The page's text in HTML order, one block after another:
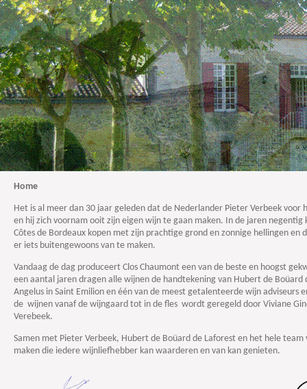
Home
Het is al meer dan 30 jaar geleden dat de Nederlander Pieter Verbeek
en hij zich voornam ooit zijn eigen wijn te gaan maken. In de jaren negentig
Côtes de Bordeaux kopen met zijn prachtige grond en zonnige hellingen
er iets buitengewoons van te maken.
Vandaag de dag produceert Clos Chaumont een van de beste en hoogst
een aantal jaren dragen alle wijnen de handtekening van Hubert de Boüard
Angelus in Saint Emilion en één van de meest getalenteerde wijn adviseurs
de wijnen vanaf de wijngaard tot in de fles wordt geregeld door Viviane
Verebeek.
Samen met Pieter Verbeek, Hubert de Boüard de Laforest en het hele
maken die iedere wijnliefhebber kan waarderen en van kan genieten.